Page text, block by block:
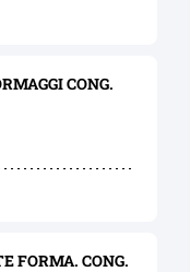
CONG.
FORMA. CONG.